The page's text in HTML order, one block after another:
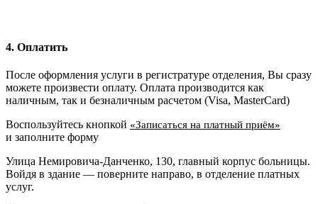
4. Оплатить
После оформления услуги в регистратуре отделения, Вы сразу
можете произвести оплату. Оплата производится как
наличным, так и безналичным расчетом (Visa, MasterCard)
Воспользуйтесь кнопкой «Записаться на платный приём»
и заполните форму
Улица Немировича-Данченко, 130, главный корпус больницы.
Войдя в здание — поверните направо, в отделение платных
услуг.